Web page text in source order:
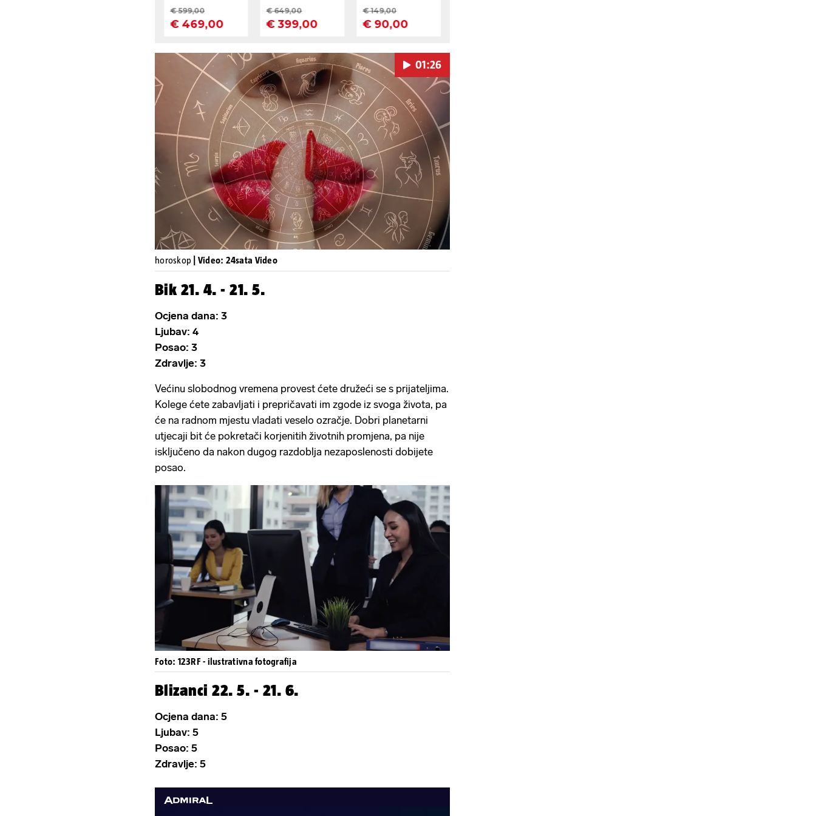
Pokretanje videa...
01:26
horoskop | Video: 24sata Video
Bik 21. 4. - 21. 5.
Ocjena dana: 3
Ljubav: 4
Posao: 3
Zdravlje: 3
Većinu slobodnog vremena provest ćete družeći se s prijateljima.
Kolege ćete zabavljati i prepričavati im zgode iz svoga života, pa
će na radnom mjestu vladati veselo ozračje. Dobri planetarni
utjecaji bit će pokretači korjenitih životnih promjena, pa nije
isključeno da nakon dugog razdoblja nezaposlenosti dobijete
posao.
Foto: 123RF - ilustrativna fotografija
Blizanci 22. 5. - 21. 6.
Ocjena dana: 5
Ljubav: 5
Posao: 5
Zdravlje: 5